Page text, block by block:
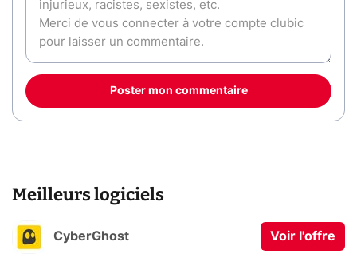
Poster mon commentaire
Meilleurs logiciels
CyberGhost Voir l'offre